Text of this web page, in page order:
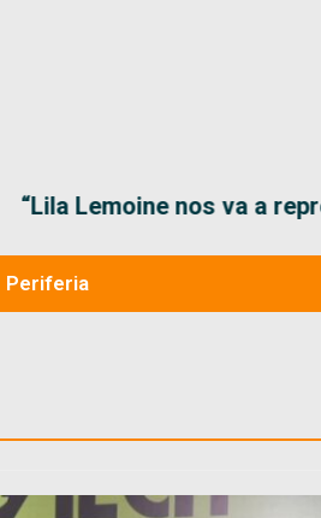
nos va a representar
Periferia